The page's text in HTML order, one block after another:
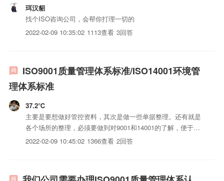
珥汉貂
找个ISO咨询公司，会帮你打理一切的
2022-02-09 10:35:02 1113查看 3回答
ISO9001质量管理体系标准/ISO14001环境管
理体系标准
37.2℃
主要是要想做好管控资料，其次是做一些单据整理。还有就是
各个场所的整理，必须要做到对9001和14001的了解，便于提
问时可以做到很准确的回答。一般的年审都是比较容易过的，
2022-02-09 10:45:02 1366查看 2回答